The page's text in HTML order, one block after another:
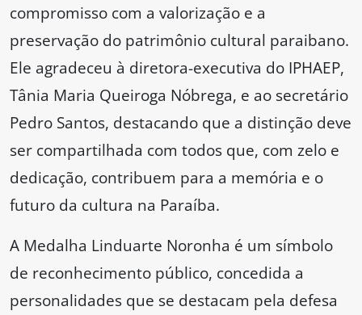
compromisso com a valorização e a
preservação do patrimônio cultural paraibano.
Ele agradeceu à diretora-executiva do IPHAEP,
Tânia Maria Queiroga Nóbrega, e ao secretário
Pedro Santos, destacando que a distinção deve
ser compartilhada com todos que, com zelo e
dedicação, contribuem para a memória e o
futuro da cultura na Paraíba.
A Medalha Linduarte Noronha é um símbolo
de reconhecimento público, concedida a
personalidades que se destacam pela defesa